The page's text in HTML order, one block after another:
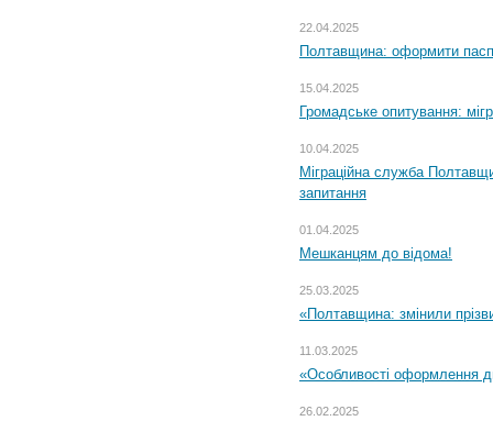
22.04.2025
Полтавщина: оформити
15.04.2025
Громадське опитування:
10.04.2025
Міграційна служба
запитання
01.04.2025
Мешканцям до відома!
25.03.2025
«Полтавщина: змінили
11.03.2025
«Особливості оформлення
26.02.2025